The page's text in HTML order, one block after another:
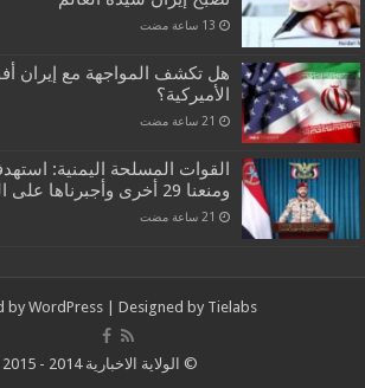
هل تكشف المواجهة مع إيران
الأميركية؟
القوات المسلحة اليمنية:
ومنعنا 29 أخرى وأجبرناها على التراجع
by WordPress| Designed by Tielabs
© الولاية الاخبارية 2014 - 2015